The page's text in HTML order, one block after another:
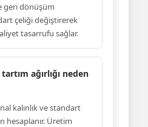
geri dönüşüm
çeliği değiştirerek
tasarrufu sağlar.
ağırlığı neden
kalınlık ve standart
hesaplanır. Üretim